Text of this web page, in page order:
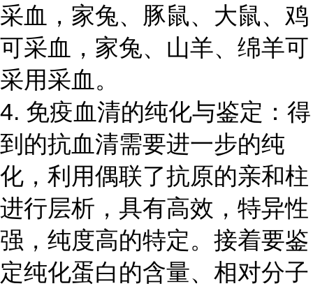
采血，家兔、豚鼠、大鼠、鸡
可采血，家兔、山羊、绵羊可
采用采血。
4. 免疫血清的纯化与鉴定：得
到的抗血清需要进一步的纯
化，利用偶联了抗原的亲和柱
进行层析，具有高效，特异性
强，纯度高的特定。接着要鉴
定纯化蛋白的含量、相对分子